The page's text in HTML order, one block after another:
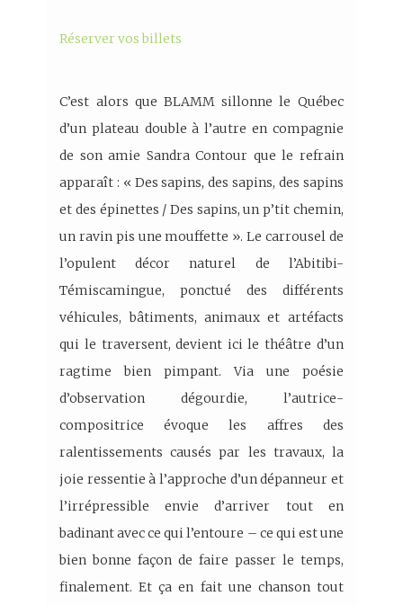
Réserver vos billets
C’est alors que BLAMM sillonne le Québec
d’un plateau double à l’autre en compagnie
de son amie Sandra Contour que le refrain
apparaît : « Des sapins, des sapins, des sapins
et des épinettes / Des sapins, un p’tit chemin,
un ravin pis une mouffette ». Le carrousel de
l’opulent décor naturel de l’Abitibi-
Témiscamingue, ponctué des différents
véhicules, bâtiments, animaux et artéfacts
qui le traversent, devient ici le théâtre d’un
ragtime bien pimpant. Via une poésie
d’observation dégourdie, l’autrice-
compositrice évoque les affres des
ralentissements causés par les travaux, la
joie ressentie à l’approche d’un dépanneur et
l’irrépressible envie d’arriver tout en
badinant avec ce qui l’entoure – ce qui est une
bien bonne façon de faire passer le temps,
finalement. Et ça en fait une chanson tout